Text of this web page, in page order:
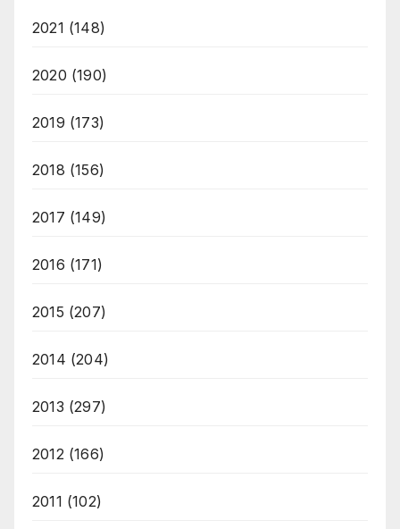
2021 (148)
2020 (190)
2019 (173)
2018 (156)
2017 (149)
2016 (171)
2015 (207)
2014 (204)
2013 (297)
2012 (166)
2011 (102)